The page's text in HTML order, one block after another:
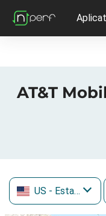
AT&T
US - Estados Unidos